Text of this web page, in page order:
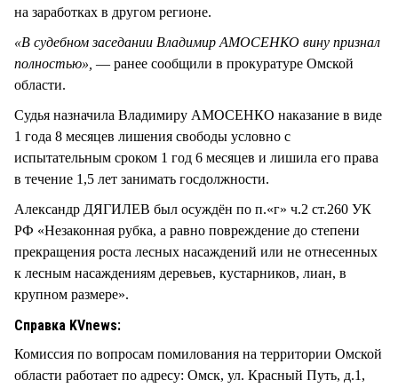
на заработках в другом регионе.
«В судебном заседании Владимир АМОСЕНКО вину признал
полностью», — ранее сообщили в прокуратуре Омской
области.
Судья назначила Владимиру АМОСЕНКО наказание в виде
1 года 8 месяцев лишения свободы условно с
испытательным сроком 1 год 6 месяцев и лишила его права
в течение 1,5 лет занимать госдолжности.
Александр ДЯГИЛЕВ был осуждён по п.«г» ч.2 ст.260 УК
РФ «Незаконная рубка, а равно повреждение до степени
прекращения роста лесных насаждений или не отнесенных
к лесным насаждениям деревьев, кустарников, лиан, в
крупном размере».
Справка KVnews:
Комиссия по вопросам помилования на территории Омской
области работает по адресу: Омск, ул. Красный Путь, д.1,